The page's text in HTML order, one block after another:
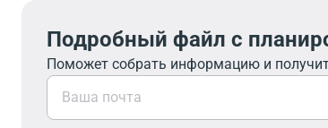
Подробный файл с
Поможет собрать информацию и